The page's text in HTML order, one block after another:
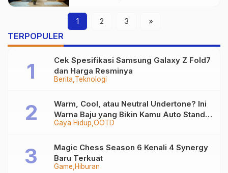
1 2 3 »
TERPOPULER
Berita Teknologi
Cek Spesifikasi Samsung Galaxy Z Fold7
dan Harga Resminya
Gaya Hidup OOTD
Warm, Cool, atau Neutral Undertone? Ini
Warna Baju yang Bikin Kamu Auto Stand
Out
Game Hiburan
Magic Chess Season 6 Kenali 4 Synergy
Baru Terkuat